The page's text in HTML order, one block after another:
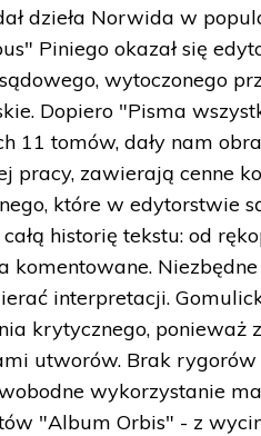
dzieła Norwida w
Piniego okazał się
wytoczonego
Dopiero "Pisma
11 tomów, dały nam
pracy, zawierają cenne
które w edytorstwie
historię tekstu: od
interpretacji.
krytycznego, ponieważ
utworów. Brak
wykorzystanie
"Album Orbis" - z